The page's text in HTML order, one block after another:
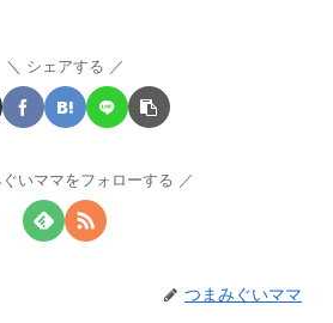
シェアする
いママをフォローする
つまみぐいママ